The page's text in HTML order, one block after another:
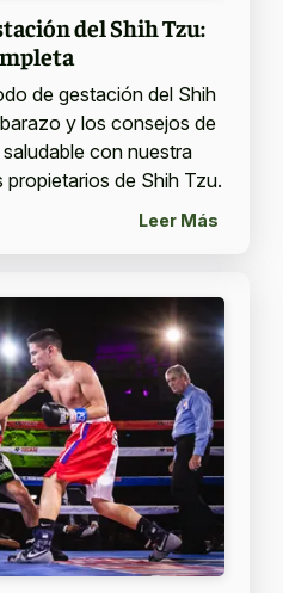
del Shih Tzu:
de gestación del Shih
y los consejos de
con nuestra
de Shih Tzu.
Leer Más